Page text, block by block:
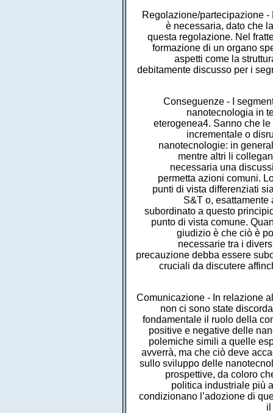
Regolazione/partecipazione -
è necessaria, dato che
questa regolazione. Nel
formazione di un organo
aspetti come la
debitamente discusso per i
Conseguenze - I
nanotecnologia in
eterogenea4. Sanno che
incrementale o
nanotecnologie: in
mentre altri li
necessaria una
permetta azioni comuni.
punti di vista differenziati
S&T o,
subordinato a questo
punto di vista comune.
giudizio è che ciò è
necessarie tra i
precauzione debba essere
cruciali da discutere
Comunicazione - In relazione
non ci sono state
fondamentale il ruolo della
positive e negative delle
polemiche simili a quelle
avverrà, ma che ciò deve
sullo sviluppo delle
prospettive, da coloro
politica industriale più
condizionano l’adozione di
il